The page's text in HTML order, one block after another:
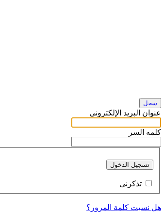
سجل
عنوان البريد الإلكتروني
كلمه السر
تسجيل الدخول
تذكرنى
هل نسيت كلمة المرور؟